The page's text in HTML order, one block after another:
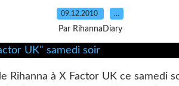
09.12.2010 …
Par RihannaDiary
Rihanna à X Factor UK ce samedi